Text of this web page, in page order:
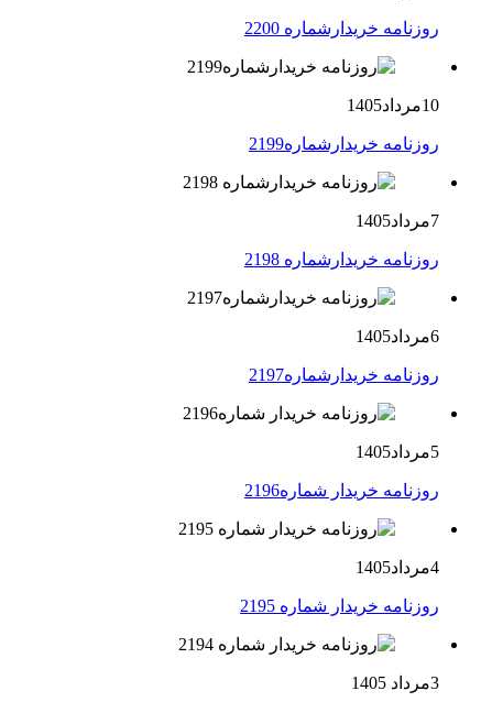
روزنامه خریدارشماره 2200
10مرداد1405
روزنامه خریدارشماره2199
7مرداد1405
روزنامه خریدارشماره 2198
6مرداد1405
روزنامه خریدارشماره2197
5مرداد1405
روزنامه خریدار شماره2196
4مرداد1405
روزنامه خریدار شماره 2195
3مرداد 1405